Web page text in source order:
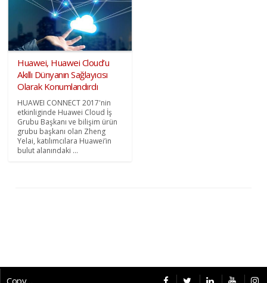
Huawei, Huawei Cloud’u
Akıllı Dünyanın Sağlayıcısı
Olarak Konumlandırdı
HUAWEI CONNECT 2017'nin
etkinliginde Huawei Cloud İş
Grubu Başkanı ve bilişim ürün
grubu başkanı olan Zheng
Yelai, katılımcılara Huawei’in
bulut alanındaki ...
Copyright © 2026 CybermagOnline